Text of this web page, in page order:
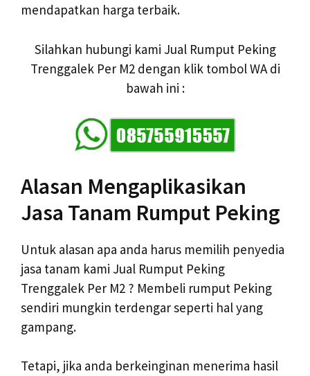
mendapatkan harga terbaik.
Silahkan hubungi kami Jual Rumput Peking
Trenggalek Per M2 dengan klik tombol WA di
bawah ini :
Alasan Mengaplikasikan
Jasa Tanam Rumput Peking
Untuk alasan apa anda harus memilih penyedia
jasa tanam kami Jual Rumput Peking
Trenggalek Per M2 ? Membeli rumput Peking
sendiri mungkin terdengar seperti hal yang
gampang.
Tetapi, jika anda berkeinginan menerima hasil